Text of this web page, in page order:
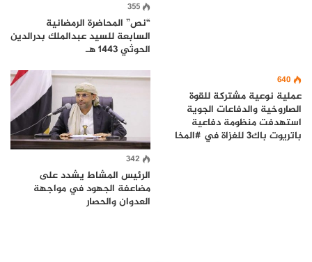
355
“نص” المحاضرة الرمضانية
السابعة للسيد عبدالملك بدرالدين
الحوثي 1443 هـ
640
عملية نوعية مشتركة للقوة
الصاروخية والدفاعات الجوية
استهدفت منظومة دفاعية
باتريوت باك3 للغزاة في #المخا
342
الرئيس المشاط يشدد على
مضاعفة الجهود في مواجهة
العدوان والحصار